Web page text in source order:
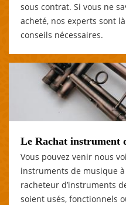
sous contrat. Si vous ne
acheté, nos experts sont
conseils nécessaires.
Le Rachat instrument
Vous pouvez venir nous
instruments de musique
racheteur d’instruments
soient usés, fonctionnels